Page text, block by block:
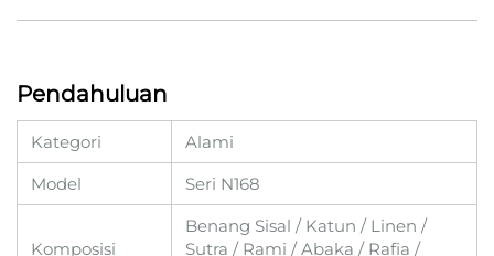
Pendahuluan
Kategori
Alami
Model
Seri N168
Komposisi
Benang Sisal / Katun / Linen /
Sutra / Rami / Abaka / Rafia /